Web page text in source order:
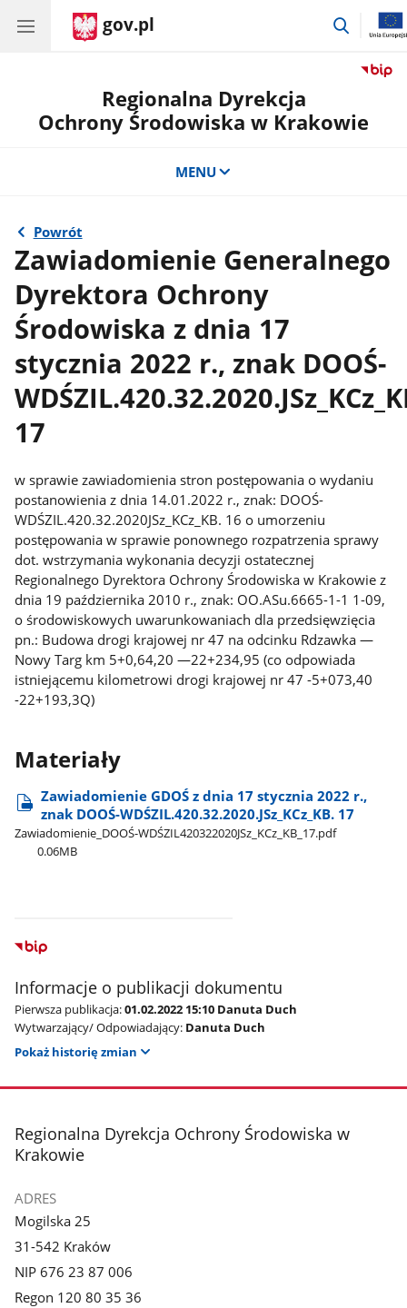
gov.pl
przejdź
Regionalna Dyrekcja
Ochrony Środowiska w Krakowie
MENU
Powrót
Zawiadomienie Generalnego
Dyrektora Ochrony
Środowiska z dnia 17
stycznia 2022 r., znak DOOŚ-
17
w sprawie zawiadomienia stron postępowania o wydaniu
postanowienia z dnia 14.01.2022 r., znak: DOOŚ-
WDŚZIL.420.32.2020JSz_KCz_KB. 16 o umorzeniu
postępowania w sprawie ponownego rozpatrzenia sprawy
dot. wstrzymania wykonania decyzji ostatecznej
Regionalnego Dyrektora Ochrony Środowiska w Krakowie z
dnia 19 października 2010 r., znak: OO.ASu.6665-1-1 1-09,
o środowiskowych uwarunkowaniach dla przedsięwzięcia
pn.: Budowa drogi krajowej nr 47 na odcinku Rdzawka —
Nowy Targ km 5+0,64,20 —22+234,95 (co odpowiada
istniejącemu kilometrowi drogi krajowej nr 47 -5+073,40
-22+193,3Q)
Materiały
Zawiadomienie GDOŚ z dnia 17 stycznia 2022 r.,
znak DOOŚ-WDŚZIL.420.32.2020.JSz​_KCz​_KB. 17
Zawiadomienie​_DOOŚ-WDŚZIL420322020JSz​_KCz​_KB​_17.pdf
0.06MB
Informacje o publikacji dokumentu
Pierwsza publikacja:01.02.2022 15:10 Danuta Duch
Wytwarzający/ Odpowiadający: Danuta Duch
Pokaż historię zmian
stopka
Regionalna Dyrekcja Ochrony Środowiska w
Krakowie
ADRES
Mogilska 25
31-542 Kraków
NIP 676 23 87 006
Regon 120 80 35 36